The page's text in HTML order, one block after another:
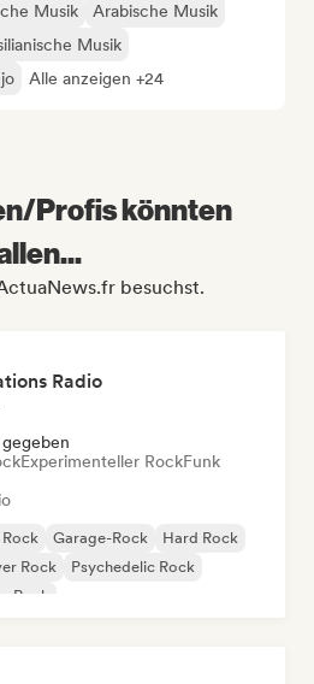
Musik
Arabische Musik
Musik
Alle anzeigen +24
Profis könnten
besuchst.
Radio
Experimenteller RockFunk
Garage-Rock
Hard Rock
Rock
Psychedelic Rock
Rock